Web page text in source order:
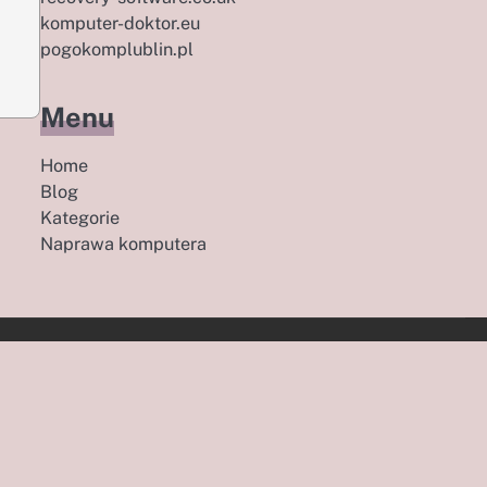
komputer-doktor.eu
pogokomplublin.pl
Menu
Home
Blog
Kategorie
Naprawa komputera